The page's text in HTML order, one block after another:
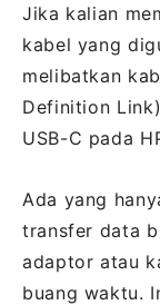
Jika kalian
kabel yang
melibatkan
Definition
USB-C pada
Ada yang
transfer data
adaptor atau
buang waktu.